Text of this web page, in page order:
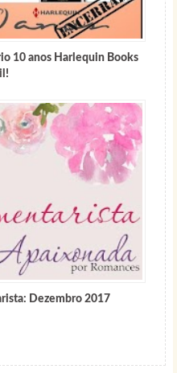
10 anos Harlequin Books
Dezembro 2017